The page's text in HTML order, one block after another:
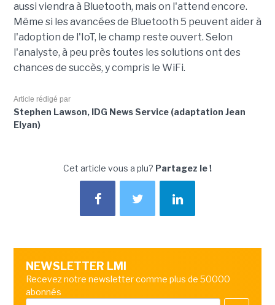
aussi viendra à Bluetooth, mais on l'attend encore.
Même si les avancées de Bluetooth 5 peuvent aider à
l'adoption de l'IoT, le champ reste ouvert. Selon
l'analyste, à peu près toutes les solutions ont des
chances de succès, y compris le WiFi.
Article rédigé par
Stephen Lawson, IDG News Service (adaptation Jean
Elyan)
Cet article vous a plu? Partagez le !
NEWSLETTER LMI
Recevez notre newsletter comme plus de 50000
abonnés